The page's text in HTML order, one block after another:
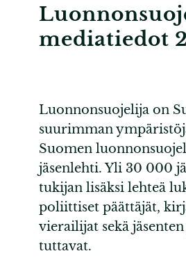
mediatiedot
Luonnonsuojelija on
suurimman
Suomen
jäsenlehti. Yli 30 000
tukijan lisäksi lehteä
poliittiset päättäjät,
vierailijat sekä
tuttavat.